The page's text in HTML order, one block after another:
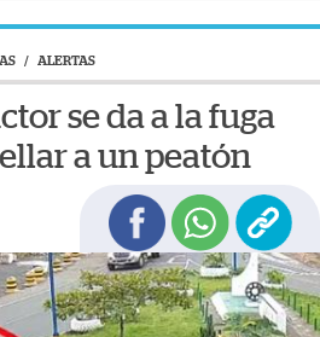
/ ALERTAS
se da a la fuga
a un peatón